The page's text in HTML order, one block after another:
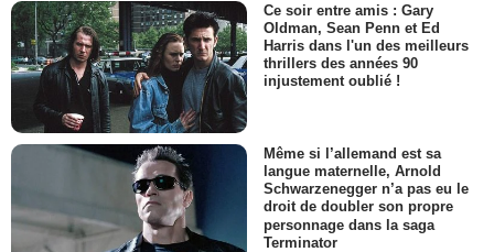
Ce soir entre amis : Gary
Oldman, Sean Penn et Ed
Harris dans l'un des meilleurs
thrillers des années 90
injustement oublié !
Même si l’allemand est sa
langue maternelle, Arnold
Schwarzenegger n’a pas eu le
droit de doubler son propre
personnage dans la saga
Terminator